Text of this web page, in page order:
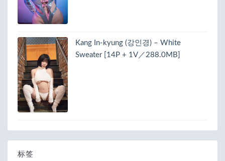
Kang In-kyung (강인경) – White
Sweater [14P + 1V／288.0MB]
标签